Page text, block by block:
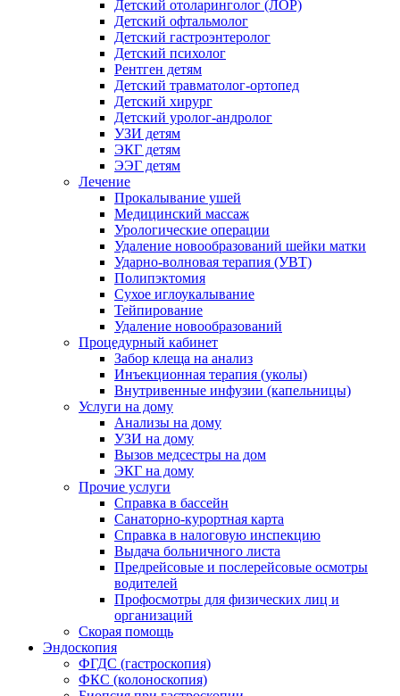
Детский отоларинголог (ЛОР)
Детский офтальмолог
Детский гастроэнтеролог
Детский психолог
Рентген детям
Детский травматолог-ортопед
Детский хирург
Детский уролог-андролог
УЗИ детям
ЭКГ детям
ЭЭГ детям
Лечение
Прокалывание ушей
Медицинский массаж
Урологические операции
Удаление новообразований шейки матки
Ударно-волновая терапия (УВТ)
Полипэктомия
Сухое иглоукалывание
Тейпирование
Удаление новообразований
Процедурный кабинет
Забор клеща на анализ
Инъекционная терапия (уколы)
Внутривенные инфузии (капельницы)
Услуги на дому
Анализы на дому
УЗИ на дому
Вызов медсестры на дом
ЭКГ на дому
Прочие услуги
Справка в бассейн
Санаторно-курортная карта
Справка в налоговую инспекцию
Выдача больничного листа
Предрейсовые и послерейсовые осмотры
водителей
Профосмотры для физических лиц и
организаций
Скорая помощь
Эндоскопия
ФГДС (гастроскопия)
ФКС (колоноскопия)